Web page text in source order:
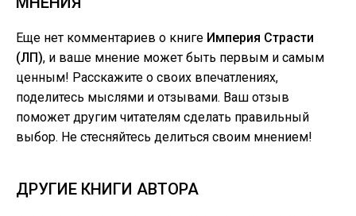
Еще нет комментариев о книге Империя Страсти
(ЛП), и ваше мнение может быть первым и самым
ценным! Расскажите о своих впечатлениях,
поделитесь мыслями и отзывами. Ваш отзыв
поможет другим читателям сделать правильный
выбор. Не стесняйтесь делиться своим мнением!
ДРУГИЕ КНИГИ АВТОРА